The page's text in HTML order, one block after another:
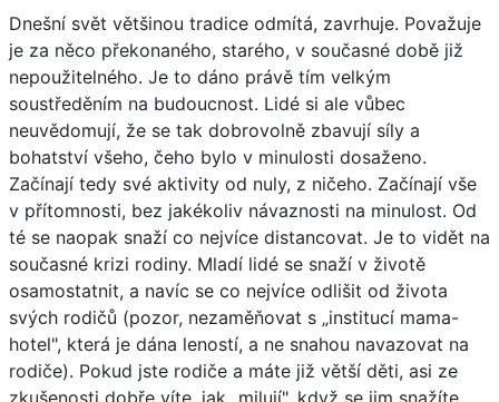
Dnešní svět většinou tradice odmítá, zavrhuje. Považuje
je za něco překonaného, starého, v současné době již
nepoužitelného. Je to dáno právě tím velkým
soustředěním na budoucnost. Lidé si ale vůbec
neuvědomují, že se tak dobrovolně zbavují síly a
bohatství všeho, čeho bylo v minulosti dosaženo.
Začínají tedy své aktivity od nuly, z ničeho. Začínají vše
v přítomnosti, bez jakékoliv návaznosti na minulost. Od
té se naopak snaží co nejvíce distancovat. Je to vidět na
současné krizi rodiny. Mladí lidé se snaží v životě
osamostatnit, a navíc se co nejvíce odlišit od života
svých rodičů (pozor, nezaměňovat s „institucí mama-
hotel", která je dána leností, a ne snahou navazovat na
rodiče). Pokud jste rodiče a máte již větší děti, asi ze